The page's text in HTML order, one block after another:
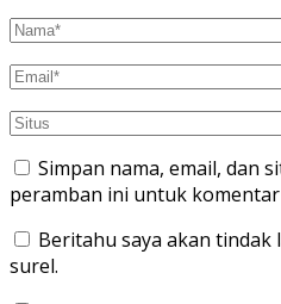
Simpan nama, email, dan
peramban ini untuk
Beritahu saya akan
surel.